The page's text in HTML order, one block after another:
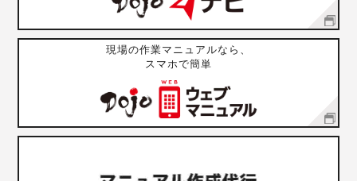
現場の作業マニュアルなら、
スマホで簡単